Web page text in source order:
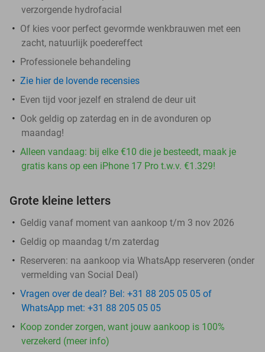
verzorgende hydrofacial
Of kies voor perfect gevormde wenkbrauwen met een
zacht, natuurlijk poedereffect
Professionele behandeling
Zie hier de lovende recensies
Even tijd voor jezelf en stralend de deur uit
Ook geldig op zaterdag en in de avonduren op
maandag!
Alleen vandaag: bij elke €10 die je besteedt, maak je
gratis kans op een iPhone 17 Pro t.w.v. €1.329!
Grote kleine letters
Geldig vanaf moment van aankoop t/m 3 nov 2026
Geldig op maandag t/m zaterdag
Reserveren: na aankoop via WhatsApp reserveren (onder
vermelding van Social Deal)
Vragen over de deal? Bel: +31 88 205 05 05 of
WhatsApp met: +31 88 205 05 05
Koop zonder zorgen, want jouw aankoop is 100%
verzekerd (meer info)